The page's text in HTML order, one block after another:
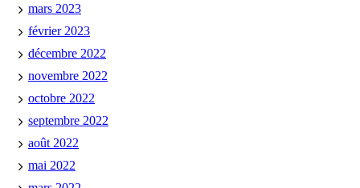
mars 2023
février 2023
décembre 2022
novembre 2022
octobre 2022
septembre 2022
août 2022
mai 2022